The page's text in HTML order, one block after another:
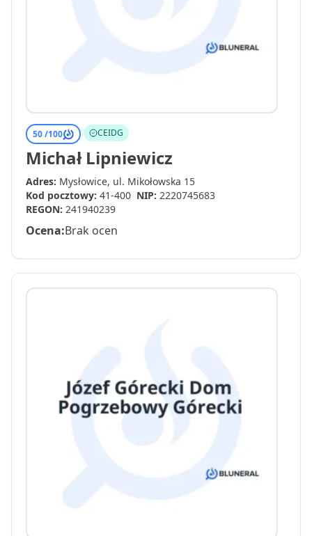
50 /100 CEIDG
Michał Lipniewicz
Adres: Mysłowice, ul. Mikołowska 15
Kod pocztowy: 41-400 NIP: 2220745683
REGON: 241940239
Ocena:Brak ocen